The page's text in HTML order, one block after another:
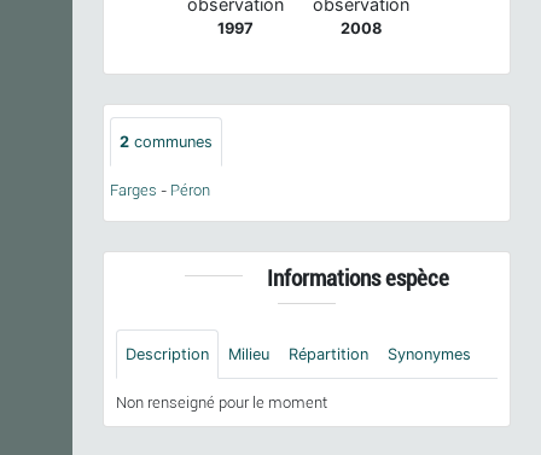
1997 2008
2 communes
Farges - Péron
Informations espèce
Description Milieu Répartition Synonymes
Non renseigné pour le moment